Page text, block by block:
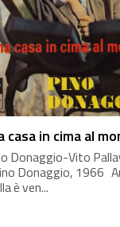
casa in cima al
Donaggio-Vito
Donaggio, 1966
è ven...